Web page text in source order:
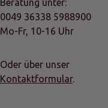
Beratung unter:
0049 36338 5988900
Mo-Fr, 10-16 Uhr
Oder über unser
Kontaktformular.